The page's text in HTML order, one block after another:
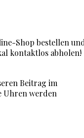
Shop bestellen
kontaktlos abholen!
Beitrag im
Uhren werden